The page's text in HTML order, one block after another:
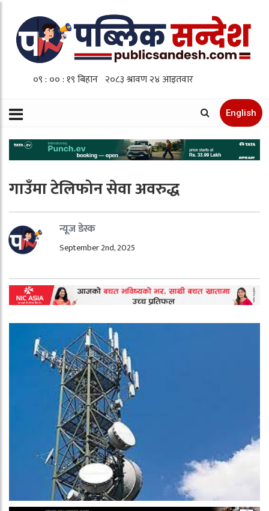
English
गाउँमा टेलिफोन सेवा अवरुद्ध
न्यूज डेस्क
September 2nd, 2025